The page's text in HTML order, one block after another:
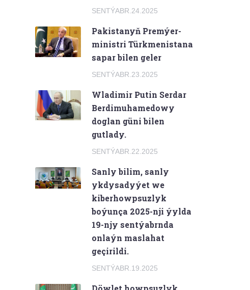
SENTÝABR.24.2025
Pakistanyň Premýer-
ministri Türkmenistana
sapar bilen geler
SENTÝABR.23.2025
Wladimir Putin Serdar
Berdimuhamedowy
doglan güni bilen
gutlady.
SENTÝABR.22.2025
Sanly bilim, sanly
ykdysadyýet we
kiberhowpsuzlyk
boýunça 2025-nji ýylda
19-njy sentýabrnda
onlaýn maslahat
geçirildi.
SENTÝABR.19.2025